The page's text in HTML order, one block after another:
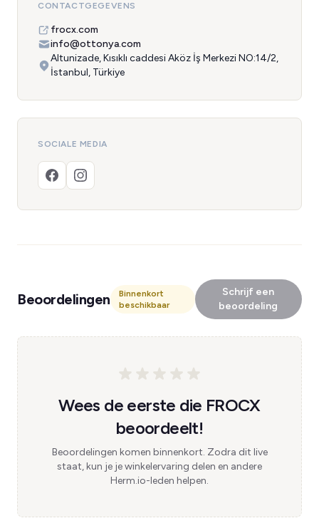
CONTACTGEGEVENS
frocx.com
info@ottonya.com
Altunizade, Kısıklı caddesi Aköz İş Merkezi NO:14/2,
İstanbul, Türkiye
SOCIALE MEDIA
Beoordelingen
Binnenkort
beschikbaar
Schrijf een
beoordeling
Wees de eerste die FROCX
beoordeelt!
Beoordelingen komen binnenkort. Zodra dit live
staat, kun je je winkelervaring delen en andere
Herm.io-leden helpen.